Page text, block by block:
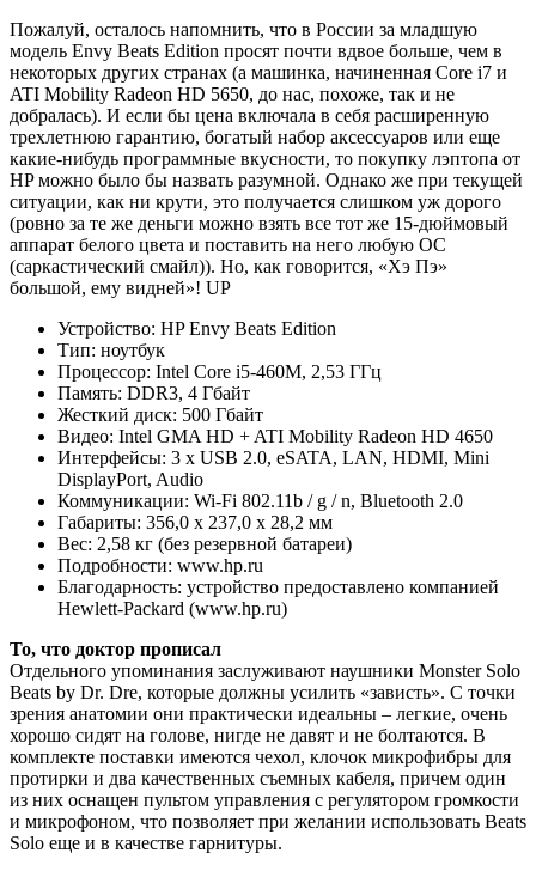
Пожалуй, осталось напомнить, что в России за младшую
модель Envy Beats Edition просят почти вдвое больше, чем в
некоторых других странах (а машинка, начиненная Core i7 и
ATI Mobility Radeon HD 5650, до нас, похоже, так и не
добралась). И если бы цена включала в себя расширенную
трехлетнюю гарантию, богатый набор аксессуаров или еще
какие-нибудь программные вкусности, то покупку лэптопа от
HP можно было бы назвать разумной. Однако же при текущей
ситуации, как ни крути, это получается слишком уж дорого
(ровно за те же деньги можно взять все тот же 15-дюймовый
аппарат белого цвета и поставить на него любую ОС
(саркастический смайл)). Но, как говорится, «Хэ Пэ»
большой, ему видней»! UP
Устройство: HP Envy Beats Edition
Тип: ноутбук
Процессор: Intel Core i5-460M, 2,53 ГГц
Память: DDR3, 4 Гбайт
Жесткий диск: 500 Гбайт
Видео: Intel GMA HD + ATI Mobility Radeon HD 4650
Интерфейсы: 3 х USB 2.0, eSATA, LAN, HDMI, Mini
DisplayPort, Audio
Коммуникации: Wi-Fi 802.11b / g / n, Bluetooth 2.0
Габариты: 356,0 x 237,0 x 28,2 мм
Вес: 2,58 кг (без резервной батареи)
Подробности: www.hp.ru
Благодарность: устройство предоставлено компанией
Hewlett-Packard (www.hp.ru)
То, что доктор прописал
Отдельного упоминания заслуживают наушники Monster Solo
Beats by Dr. Dre, которые должны усилить «зависть». С точки
зрения анатомии они практически идеальны – легкие, очень
хорошо сидят на голове, нигде не давят и не болтаются. В
комплекте поставки имеются чехол, клочок микрофибры для
протирки и два качественных съемных кабеля, причем один
из них оснащен пультом управления с регулятором громкости
и микрофоном, что позволяет при желании использовать Beats
Solo еще и в качестве гарнитуры.